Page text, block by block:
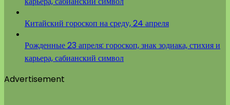
Китайский гороскоп на среду, 24 апреля
Рожденные 23 апреля: гороскоп, знак зодиака, стихия и
карьера, сабианский символ
Advertisement